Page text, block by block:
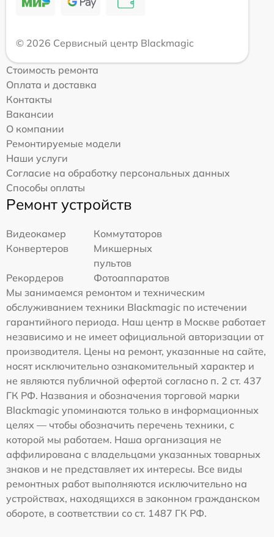
© 2026 Сервисный центр Blackmagic
Стоимость ремонта
Оплата и доставка
Контакты
Вакансии
О компании
Ремонтируемые модели
Наши услуги
Согласие на обработку персональных данных
Способы оплаты
Ремонт устройств
Видеокамер
Коммутаторов
Конвертеров
Микшерных
пультов
Рекордеров
Фотоаппаратов
Мы занимаемся ремонтом и техническим
обслуживанием техники Blackmagic по истечении
гарантийного периода. Наш центр в Москве работает
независимо и не имеет официальной авторизации от
производителя. Цены на ремонт, указанные на сайте,
носят исключительно ознакомительный характер и
не являются публичной офертой согласно п. 2 ст. 437
ГК РФ. Названия и обозначения торговой марки
Blackmagic упоминаются только в информационных
целях — чтобы обозначить перечень техники, с
которой мы работаем. Наша организация не
аффилирована с владельцами указанных товарных
знаков и не представляет их интересы. Все виды
ремонтных работ выполняются исключительно на
устройствах, находящихся в законном гражданском
обороте, в соответствии со ст. 1487 ГК РФ.